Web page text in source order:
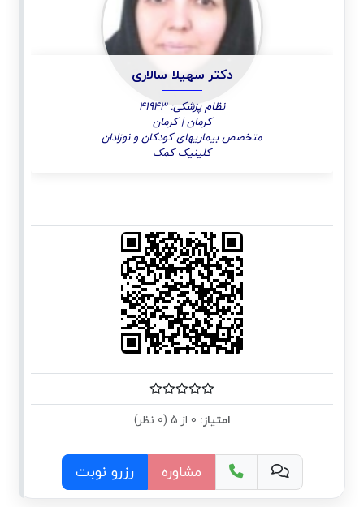
دکتر سهیلا سالاری
نظام پزشکی: 41943
کرمان | کرمان
متخصص بیماریهای کودکان و نوزادان
کلینیک کمک
امتیاز:
مشاوره رزرو نوبت